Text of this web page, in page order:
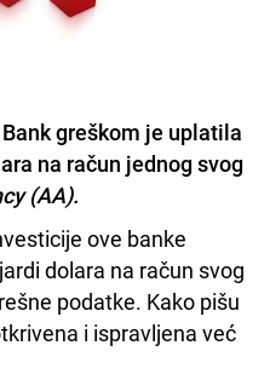
greškom je uplatila
na račun jednog svog
(AA).
ove banke
dolara na račun svog
podatke. Kako pišu
i ispravljena već